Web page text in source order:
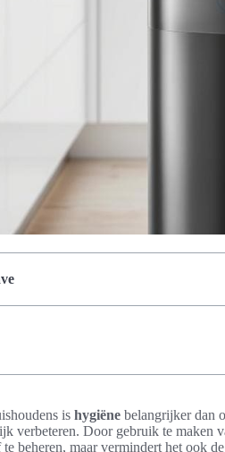
is hygiëne belangrijker dan
verbeteren. Door gebruik te maken
beheren, maar vermindert het ook